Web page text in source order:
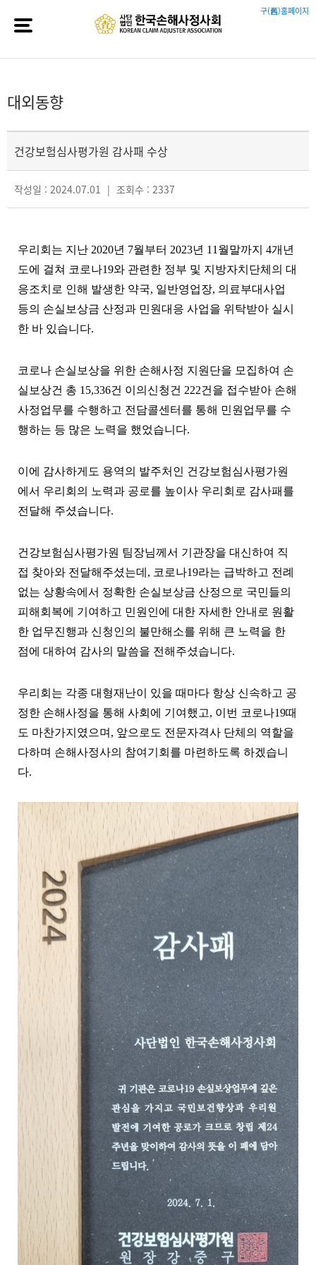
구(舊)홈페이지
대외동향
건강보험심사평가원 감사패 수상
작성일 : 2024.07.01 | 조회수 : 2337
우리회는 지난 2020년 7월부터 2023년 11월말까지 4개년
도에 걸쳐 코로나19와 관련한 정부 및 지방자치단체의 대
응조치로 인해 발생한 약국, 일반영업장, 의료부대사업
등의 손실보상금 산정과 민원대응 사업을 위탁받아 실시
한 바 있습니다.
코로나 손실보상을 위한 손해사정 지원단을 모집하여 손
실보상건 총 15,336건 이의신청건 222건을 접수받아 손해
사정업무를 수행하고 전담콜센터를 통해 민원업무를 수
행하는 등 많은 노력을 했었습니다.
이에 감사하게도 용역의 발주처인 건강보험심사평가원
에서 우리회의 노력과 공로를 높이사 우리회로 감사패를
전달해 주셨습니다.
건강보험심사평가원 팀장님께서 기관장을 대신하여 직
접 찾아와 전달해주셨는데 , 코로나19라는 급박하고 전례
없는 상황속에서 정확한 손실보상금 산정으로 국민들의
피해회복에 기여하고 민원인에 대한 자세한 안내로 원활
한 업무진행과 신청인의 불만해소를 위해 큰 노력을 한
점에 대하여 감사의 말씀을 전해주셨습니다.
우리회는 각종 대형재난이 있을 때마다 항상 신속하고 공
정한 손해사정을 통해 사회에 기여했고, 이번 코로나19때
도 마찬가지였으며 , 앞으로도 전문자격사 단체의 역할을
다하며 손해사정사의 참여기회를 마련하도록 하겠습니
다.